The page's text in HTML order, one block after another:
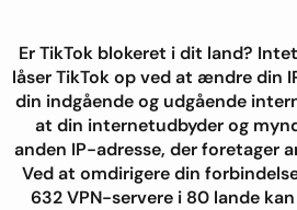
Er TikTok blokeret i dit land?
låser TikTok op ved at ændre din
din indgående og udgående
at din internetudbyder og
anden IP-adresse, der foretager
Ved at omdirigere din
632 VPN-servere i 80 lande